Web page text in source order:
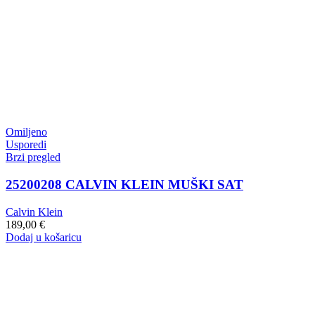
Omiljeno
Usporedi
Brzi pregled
25200208 CALVIN KLEIN MUŠKI SAT
Calvin Klein
189,00 €
Dodaj u košaricu